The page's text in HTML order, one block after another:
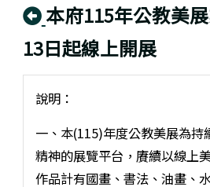
回上頁
本府115年公教美
13日起線上開展
說明：
一、本(115)年度公教美展為持
精神的展覽平台，賡續以線上
作品計有國畫、書法、油畫、